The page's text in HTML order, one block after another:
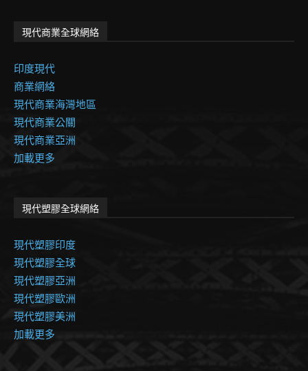
現代商業全球網絡
印度現代
商業網絡
現代商業海灣地區
現代商業公關
現代商業亞洲
加載更多
現代塑膠全球網絡
現代塑膠印度
現代塑膠全球
現代塑膠亞洲
現代塑膠歐洲
現代塑膠美洲
加載更多